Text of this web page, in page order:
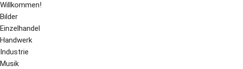
Willkommen!
Bilder
Einzelhandel
Handwerk
Industrie
Musik